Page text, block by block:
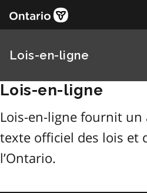
Lois-en-ligne
Lois-en-ligne
Lois-en-ligne fournit un
texte officiel des lois et
l’Ontario.